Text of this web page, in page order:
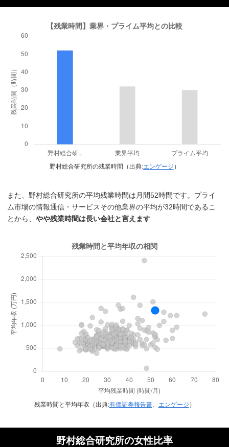
野村総合研究所の残業時間（出典:エンゲージ ）
また、野村総合研究所の平均残業時間は月間52時間です。プライ
ム市場の情報通信・サービスその他業界の平均が32時間であるこ
とから、やや残業時間は長い会社と言えます
残業時間と平均年収（出典:有価証券報告書、 エンゲージ ）
野村総合研究所の女性比率